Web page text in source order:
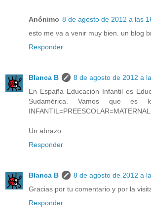
Anónimo 8 de agosto de 2012 a las
esto me va a venir muy bien. un blog
Responder
Blanca B
8 de agosto de 2012 a
En España Educación Infantil es
Sudamérica. Vamos que es
INFANTIL=PREESCOLAR=MATERNAL.
Un abrazo.
Responder
Blanca B
8 de agosto de 2012 a
Gracias por tu comentario y por la
Responder